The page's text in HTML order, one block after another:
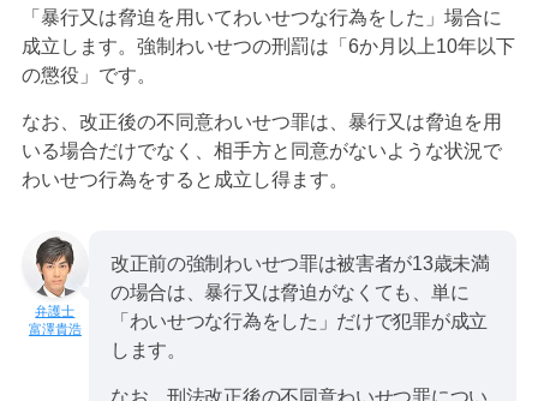
「暴行又は脅迫を用いてわいせつな行為をした」場合に
成立します。強制わいせつの刑罰は「6か月以上10年以下
の懲役」です。
なお、改正後の不同意わいせつ罪は、暴行又は脅迫を用
いる場合だけでなく、相手方と同意がないような状況で
わいせつ行為をすると成立し得ます。
富澤貴浩
改正前の強制わいせつ罪は被害者が13歳未満
の場合は、暴行又は脅迫がなくても、単に
「わいせつな行為をした」だけで犯罪が成立
します。
なお、刑法改正後の不同意わいせつ罪につい